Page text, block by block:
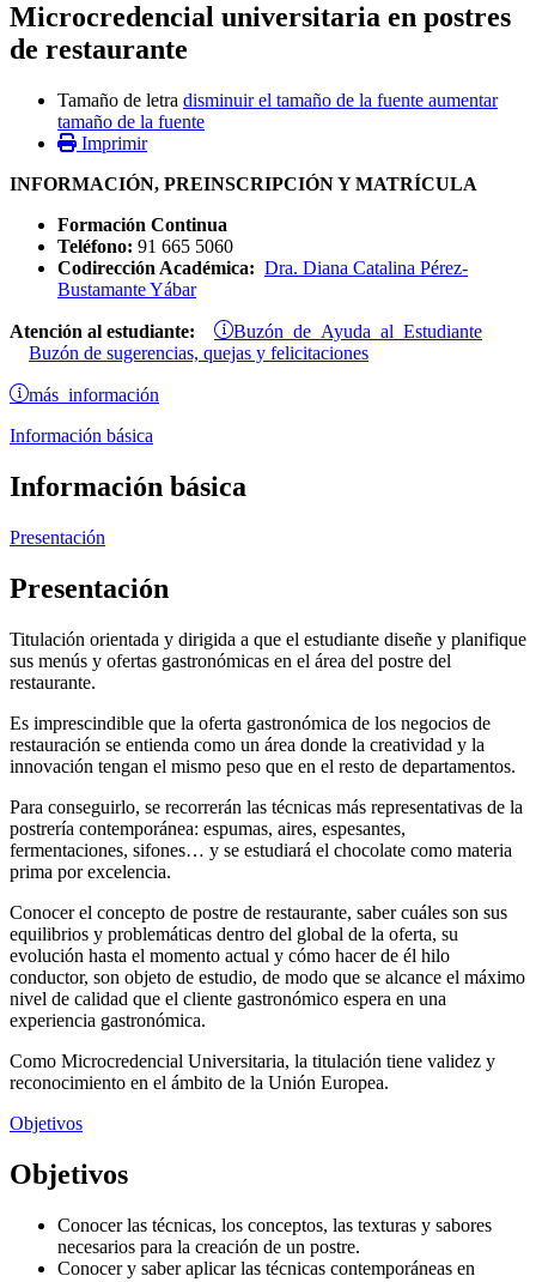
Microcredencial universitaria en postres
de restaurante
Tamaño de letra disminuir el tamaño de la fuente aumentar
tamaño de la fuente
Imprimir
INFORMACIÓN, PREINSCRIPCIÓN Y MATRÍCULA
Formación Continua
Teléfono: 91 665 5060
Codirección Académica: Dra. Diana Catalina Pérez-
Bustamante Yábar
Atención al estudiante: Buzón de Ayuda al Estudiante
Buzón de sugerencias, quejas y felicitaciones
más información
Información básica
Información básica
Presentación
Presentación
Titulación orientada y dirigida a que el estudiante diseñe y planifique
sus menús y ofertas gastronómicas en el área del postre del
restaurante.
Es imprescindible que la oferta gastronómica de los negocios de
restauración se entienda como un área donde la creatividad y la
innovación tengan el mismo peso que en el resto de departamentos.
Para conseguirlo, se recorrerán las técnicas más representativas de la
postrería contemporánea: espumas, aires, espesantes,
fermentaciones, sifones… y se estudiará el chocolate como materia
prima por excelencia.
Conocer el concepto de postre de restaurante, saber cuáles son sus
equilibrios y problemáticas dentro del global de la oferta, su
evolución hasta el momento actual y cómo hacer de él hilo
conductor, son objeto de estudio, de modo que se alcance el máximo
nivel de calidad que el cliente gastronómico espera en una
experiencia gastronómica.
Como Microcredencial Universitaria, la titulación tiene validez y
reconocimiento en el ámbito de la Unión Europea.
Objetivos
Objetivos
Conocer las técnicas, los conceptos, las texturas y sabores
necesarios para la creación de un postre.
Conocer y saber aplicar las técnicas contemporáneas en